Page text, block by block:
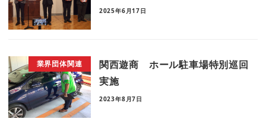
2025年6月17日
業界団体関連
関西遊商 ホール駐車場特別巡回
実施
2023年8月7日